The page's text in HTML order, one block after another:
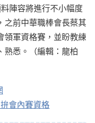
陣容將進行不小幅度
之前中華職棒會長蔡其
領軍資格賽，並盼教練
熟悉。（編輯：龍柏
會內賽資格